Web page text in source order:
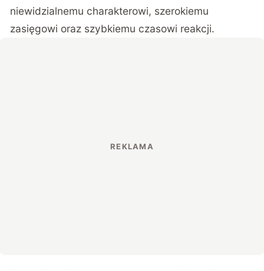
niewidzialnemu charakterowi, szerokiemu
zasięgowi oraz szybkiemu czasowi reakcji.